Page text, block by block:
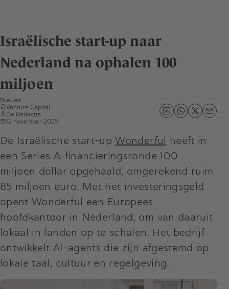
Israëlische start-up naar
Nederland na ophalen 100
miljoen
Nieuws
Venture Capital
De Redactie
12 november 2025
De Israëlische start-up Wonderful heeft in
een Series A-financieringsronde 100
miljoen dollar opgehaald, omgerekend ruim
85 miljoen euro. Met het investeringsgeld
opent Wonderful een Europees
hoofdkantoor in Nederland, om van daaruit
lokaal in landen op te schalen. Het bedrijf
ontwikkelt AI-agents die zijn afgestemd op
lokale taal, cultuur en regelgeving.